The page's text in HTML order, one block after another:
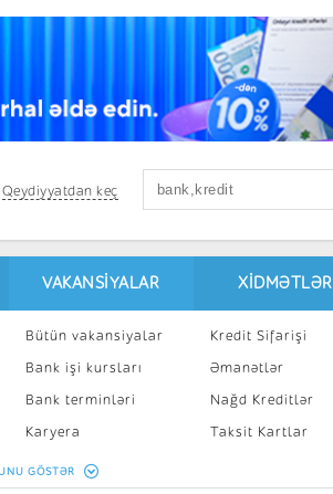
Qeydiyyatdan keç
VAKANSIYALAR
Bütün vakansiyalar
Bank işi kursları
Bank terminləri
Karyera
Peşakar inkişaf
XIDMƏTLƏR
Kredit Sifarişi
Əmanətlər
Nağd Kreditlər
Taksit Kartlar
GÖSTƏR